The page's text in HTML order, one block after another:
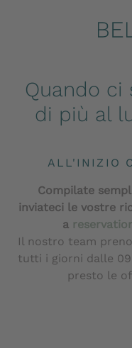
Quando ci
di più al
ALL'INIZIO
Compilate
inviateci le vostre
a
Il nostro team
tutti i giorni dalle
presto le